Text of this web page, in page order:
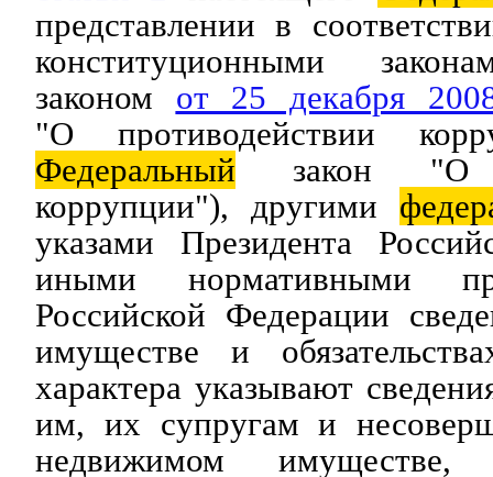
представлении в
конституционными
законом от 25 декабря
"О противодействии
Федеральный закон "О
коррупции"), другими
указами Президента
иными нормативными
Российской Федерации
имуществе и
характера указывают
им, их супругам и
недвижимом имуществе,